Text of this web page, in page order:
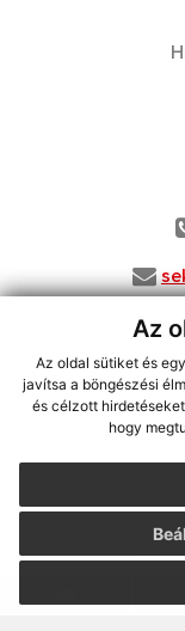
Az
Az oldal sütiket és
javítsa a böngészési
és célzott
hogy
használja ki a
ECHELON 2 CMS
Internetes portál,
A